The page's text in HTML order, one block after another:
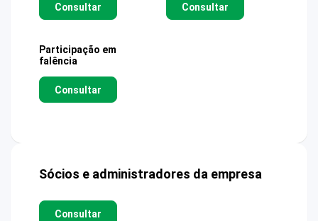
Consultar Consultar
Participação em
falência
Consultar
Sócios e administradores da empresa
Consultar